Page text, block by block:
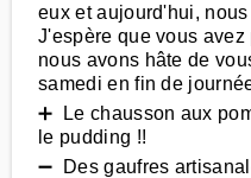
eux et aujourd'hui,
J'espère que vous
nous avons hâte de
samedi en fin de
➕ Le chausson aux
le pudding !!
➖ Des gaufres